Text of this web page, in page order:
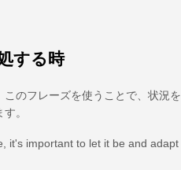
する時
のフレーズを使うことで、状況を
。
it's important to let it be and adapt